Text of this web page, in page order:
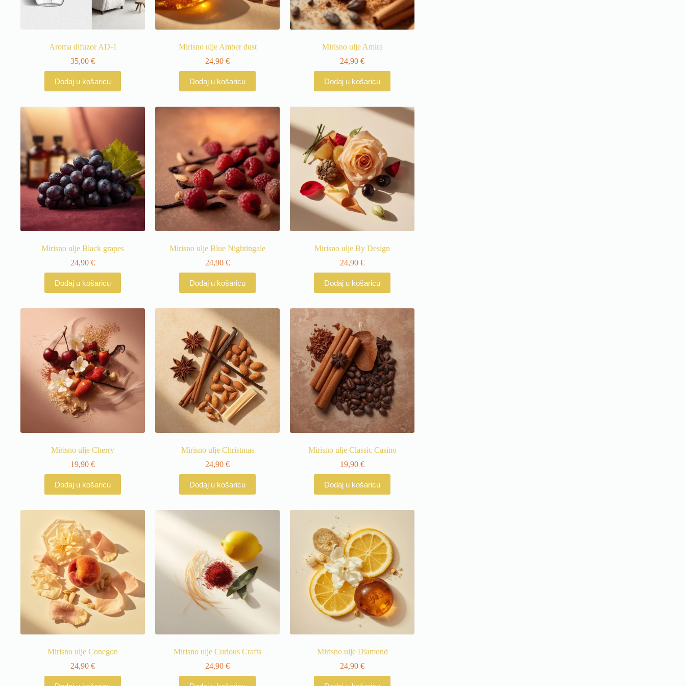
Aroma difuzor AD-1
35,00 €
Dodaj u košaricu
Mirisno ulje Amber dust
24,90 €
Dodaj u košaricu
Mirisno ulje Amira
24,90 €
Dodaj u košaricu
Mirisno ulje Black grapes
24,90 €
Dodaj u košaricu
Mirisno ulje Blue Nightingale
24,90 €
Dodaj u košaricu
Mirisno ulje By Design
24,90 €
Dodaj u košaricu
Mirisno ulje Cherry
19,90 €
Dodaj u košaricu
Mirisno ulje Christmas
24,90 €
Dodaj u košaricu
Mirisno ulje Classic Casino
19,90 €
Dodaj u košaricu
Mirisno ulje Conegon
24,90 €
Mirisno ulje Curious Crafts
24,90 €
Mirisno ulje Diamond
24,90 €